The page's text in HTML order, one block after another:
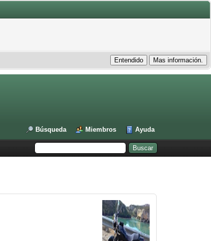
Búsqueda Miembros Ayuda